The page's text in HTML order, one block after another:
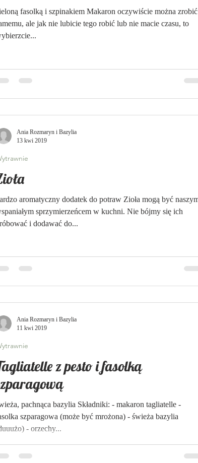
fasolką i szpinakiem Makaron oczywiście można zrobić
ale jak nie lubicie tego robić lub nie macie czasu, to
aromatyczny dodatek do potraw Zioła mogą być naszym
sprzymierzeńcem w kuchni. Nie bójmy się ich
i dodawać do...
Ania Rozmaryn i Bazylia
13 kwi 2019
z pesto i fasolką
pachnąca bazylia Składniki: - makaron tagliatelle -
szparagowa (może być mrożona) - świeża bazylia
- orzechy...
Ania Rozmaryn i Bazylia
11 kwi 2019